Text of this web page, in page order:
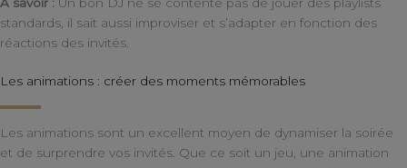
standards, il sait aussi improviser et s’adapter en fonction des
réactions des invités.
Les animations : créer des moments mémorables
Les animations sont un excellent moyen de dynamiser la soirée
et de surprendre vos invités. Que ce soit un jeu, une animation